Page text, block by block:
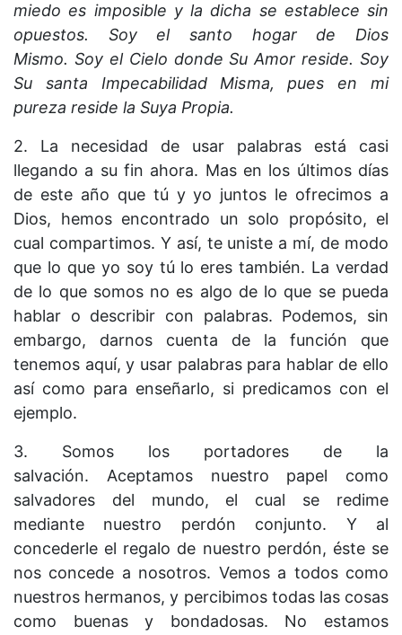
miedo es imposible y la dicha se establece sin
opuestos. Soy el santo hogar de Dios
Mismo. Soy el Cielo donde Su Amor reside. Soy
Su santa Impecabilidad Misma, pues en mi
pureza reside la Suya Propia.
2. La necesidad de usar palabras está casi
llegando a su fin ahora. Mas en los últimos días
de este año que tú y yo juntos le ofrecimos a
Dios, hemos encontrado un solo propósito, el
cual compartimos. Y así, te uniste a mí, de modo
que lo que yo soy tú lo eres también. La verdad
de lo que somos no es algo de lo que se pueda
hablar o describir con palabras. Podemos, sin
embargo, darnos cuenta de la función que
tenemos aquí, y usar palabras para hablar de ello
así como para enseñarlo, si predicamos con el
ejemplo.
3. Somos los portadores de la
salvación. Aceptamos nuestro papel como
salvadores del mundo, el cual se redime
mediante nuestro perdón conjunto. Y al
concederle el regalo de nuestro perdón, éste se
nos concede a nosotros. Vemos a todos como
nuestros hermanos, y percibimos todas las cosas
como buenas y bondadosas. No estamos